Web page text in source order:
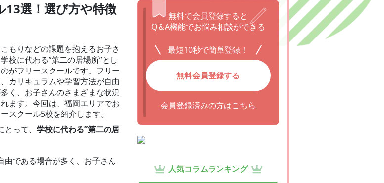
選！選び方や特徴
もりなどの課題を抱えるお子さ
校に代わる”第二の居場所”とし
がフリースクールです。フリー
カリキュラムや学習方法が自由
く、お子さんのさまざまな状況
ます。今回は、福岡エリアでお
スクール5校を紹介します。
って、 学校に代わる”第二の居
由である場合が多く、お子さん
無料で会員登録すると
Q＆A機能でお悩み相談ができる
最短10秒で簡単登録！
無料会員登録する
会員登録済みの方はこちら
人気コラムランキング